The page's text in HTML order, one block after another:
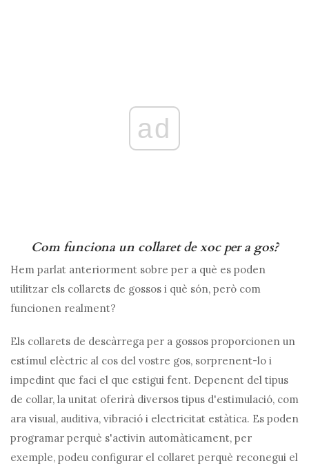
ad
Com funciona un collaret de xoc per a gos?
Hem parlat anteriorment sobre per a què es poden
utilitzar els collarets de gossos i què són, però com
funcionen realment?
Els collarets de descàrrega per a gossos proporcionen un
estímul elèctric al cos del vostre gos, sorprenent-lo i
impedint que faci el que estigui fent. Depenent del tipus
de collar, la unitat oferirà diversos tipus d'estimulació, com
ara visual, auditiva, vibració i electricitat estàtica. Es poden
programar perquè s'activin automàticament, per
exemple, podeu configurar el collaret perquè reconegui el